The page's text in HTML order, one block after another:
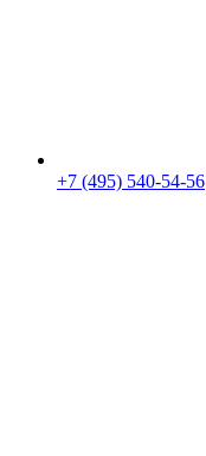
+7 (495) 540-54-56